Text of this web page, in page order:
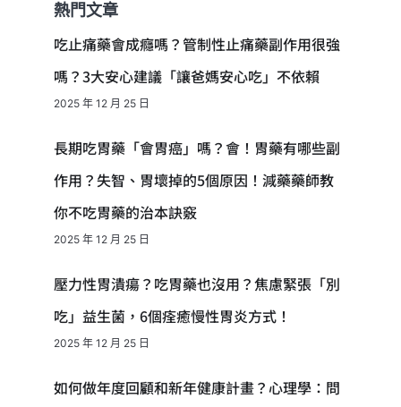
熱門文章
吃止痛藥會成癮嗎？管制性止痛藥副作用很強
嗎？3大安心建議「讓爸媽安心吃」不依賴
2025 年 12 月 25 日
長期吃胃藥「會胃癌」嗎？會！胃藥有哪些副
作用？失智、胃壞掉的5個原因！減藥藥師教
你不吃胃藥的治本訣竅
2025 年 12 月 25 日
壓力性胃潰瘍？吃胃藥也沒用？焦慮緊張「別
吃」益生菌，6個痊癒慢性胃炎方式！
2025 年 12 月 25 日
如何做年度回顧和新年健康計畫？心理學：問